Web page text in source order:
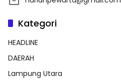
Kategori
HEADLINE
DAERAH
Lampung Utara